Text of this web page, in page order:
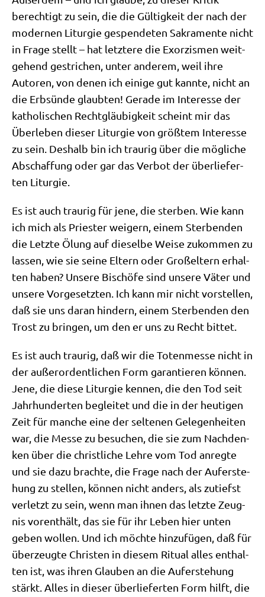
berech­tigt zu sein, die die Gül­tig­keit der nach der
moder­nen Lit­ur­gie gespen­de­ten Sakra­men­te nicht
in Fra­ge stellt – hat letz­te­re die Exor­zis­men weit­
ge­hend gestri­chen, unter ande­rem, weil ihre
Autoren, von denen ich eini­ge gut kann­te, nicht an
die Erb­sün­de glaub­ten! Gera­de im Inter­es­se der
katho­li­schen Recht­gläu­big­keit scheint mir das
Über­le­ben die­ser Lit­ur­gie von größ­tem Inter­es­se
zu sein. Des­halb bin ich trau­rig über die mög­li­che
Abschaf­fung oder gar das Ver­bot der über­lie­fer­
ten Liturgie.
Es ist auch trau­rig für jene, die ster­ben. Wie kann
ich mich als Prie­ster wei­gern, einem Ster­ben­den
die Letz­te Ölung auf die­sel­be Wei­se zukom­men zu
las­sen, wie sie sei­ne Eltern oder Groß­el­tern erhal­
ten haben? Unse­re Bischö­fe sind unse­re Väter und
unse­re Vor­ge­setz­ten. Ich kann mir nicht vor­stel­len,
daß sie uns dar­an hin­dern, einem Ster­ben­den den
Trost zu brin­gen, um den er uns zu Recht bittet.
Es ist auch trau­rig, daß wir die Toten­mes­se nicht in
der außer­or­dent­li­chen Form garan­tie­ren kön­nen.
Jene, die die­se Lit­ur­gie ken­nen, die den Tod seit
Jahr­hun­der­ten beglei­tet und die in der heu­ti­gen
Zeit für man­che eine der sel­te­nen Gele­gen­hei­ten
war, die Mes­se zu besu­chen, die sie zum Nach­den­
ken über die christ­li­che Leh­re vom Tod anreg­te
und sie dazu brach­te, die Fra­ge nach der Auf­er­ste­
hung zu stel­len, kön­nen nicht anders, als zutiefst
ver­letzt zu sein, wenn man ihnen das letz­te Zeug­
nis vor­ent­hält, das sie für ihr Leben hier unten
geben wol­len. Und ich möch­te hin­zu­fü­gen, daß für
über­zeug­te Chri­sten in die­sem Ritu­al alles ent­hal­
ten ist, was ihren Glau­ben an die Auf­er­ste­hung
stärkt. Alles in die­ser über­lie­fer­ten Form hilft, die